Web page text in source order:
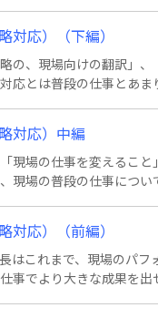
対応）（下編）
の、現場向けの翻訳」
応とは普段の仕事とあ
対応）中編
現場の仕事を変えるこ
現場の普段の仕事につ
対応）（前編）
はこれまで、現場のパ
事でより大きな成果を